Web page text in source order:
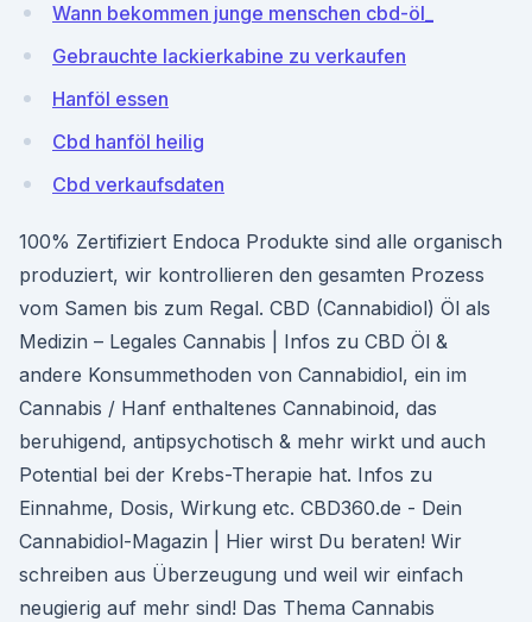
Wann bekommen junge menschen cbd-öl_
Gebrauchte lackierkabine zu verkaufen
Hanföl essen
Cbd hanföl heilig
Cbd verkaufsdaten
100% Zertifiziert Endoca Produkte sind alle organisch
produziert, wir kontrollieren den gesamten Prozess
vom Samen bis zum Regal. CBD (Cannabidiol) Öl als
Medizin – Legales Cannabis | Infos zu CBD Öl &
andere Konsummethoden von Cannabidiol, ein im
Cannabis / Hanf enthaltenes Cannabinoid, das
beruhigend, antipsychotisch & mehr wirkt und auch
Potential bei der Krebs-Therapie hat. Infos zu
Einnahme, Dosis, Wirkung etc. CBD360.de - Dein
Cannabidiol-Magazin | Hier wirst Du beraten! Wir
schreiben aus Überzeugung und weil wir einfach
neugierig auf mehr sind! Das Thema Cannabis